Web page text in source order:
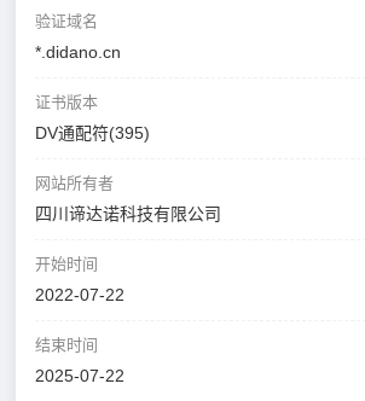
验证域名
*.didano.cn
证书版本
DV通配符(395)
网站所有者
四川谛达诺科技有限公司
开始时间
2022-07-22
结束时间
2025-07-22